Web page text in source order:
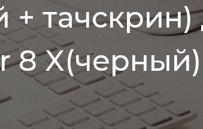
8 X(черный)